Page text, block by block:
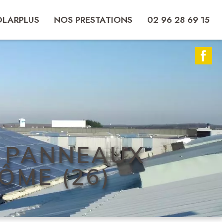
NOS PRESTATIONS 02 96 28 69 15
(26)